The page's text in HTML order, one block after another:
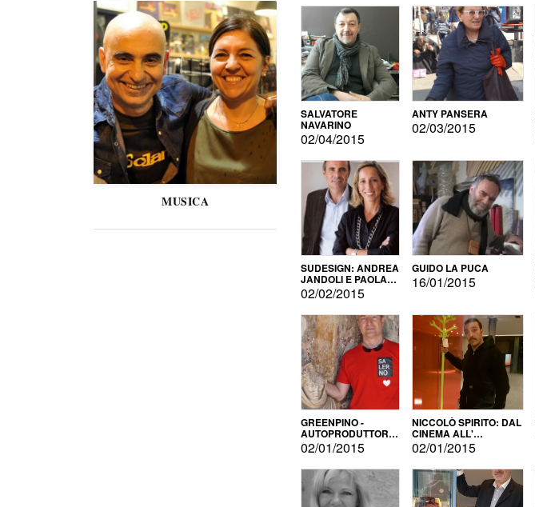
MUSICA
SALVATORE
NAVARINO
02/04/2015
ANTY PANSERA
02/03/2015
SUDESIGN: ANDREA
JANDOLI E PAOLA
PISAPIA
02/02/2015
GUIDO LA PUCA
16/01/2015
GREENPINO -
AUTOPRODUTTORE
PER AMORE
02/01/2015
NICCOLÒ SPIRITO: DAL
CINEMA ALL'
AUTOPRODUZIONE
02/01/2015